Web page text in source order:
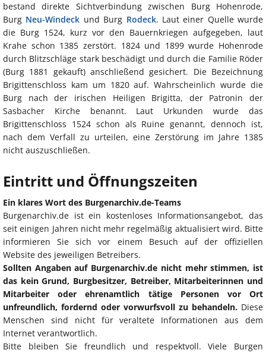
bestand direkte Sichtverbindung zwischen Burg Hohenrode,
Burg Neu-Windeck und Burg Rodeck. Laut einer Quelle wurde
die Burg 1524, kurz vor den Bauernkriegen aufgegeben, laut
Krahe schon 1385 zerstört. 1824 und 1899 wurde Hohenrode
durch Blitzschläge stark beschädigt und durch die Familie Röder
(Burg 1881 gekauft) anschließend gesichert. Die Bezeichnung
Brigittenschloss kam um 1820 auf. Wahrscheinlich wurde die
Burg nach der irischen Heiligen Brigitta, der Patronin der
Sasbacher Kirche benannt. Laut Urkunden wurde das
Brigittenschloss 1524 schon als Ruine genannt, dennoch ist,
nach dem Verfall zu urteilen, eine Zerstörung im Jahre 1385
nicht auszuschließen.
Eintritt und Öffnungszeiten
Ein klares Wort des Burgenarchiv.de-Teams
Burgenarchiv.de ist ein kostenloses Informationsangebot, das
seit einigen Jahren nicht mehr regelmäßig aktualisiert wird. Bitte
informieren Sie sich vor einem Besuch auf der offiziellen
Website des jeweiligen Betreibers.
Sollten Angaben auf Burgenarchiv.de nicht mehr stimmen, ist
das kein Grund, Burgbesitzer, Betreiber, Mitarbeiterinnen und
Mitarbeiter oder ehrenamtlich tätige Personen vor Ort
unfreundlich, fordernd oder vorwurfsvoll zu behandeln. Diese
Menschen sind nicht für veraltete Informationen aus dem
Internet verantwortlich.
Bitte bleiben Sie freundlich und respektvoll. Viele Burgen